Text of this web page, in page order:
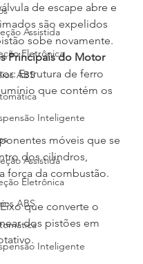
Assistida
Eletrônica
ABS
Inteligente
Assistida
Eletrônica
ABS
Inteligente
de escape abre e
são expelidos
sobe novamente.
Principais do Motor
Estrutura de ferro
que contém os
móveis que se
dos cilindros,
força da combustão.
que converte o
dos pistões em